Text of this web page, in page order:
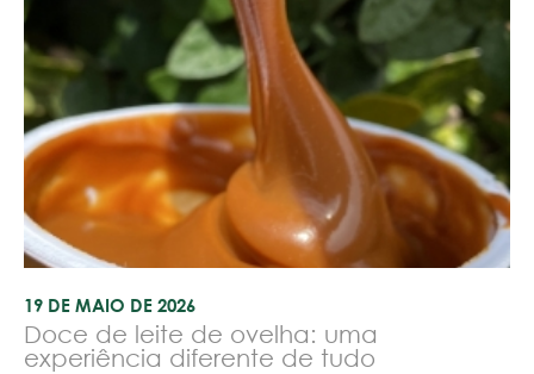
19 DE MAIO DE 2026
Doce de leite de ovelha: uma
experiência diferente de tudo